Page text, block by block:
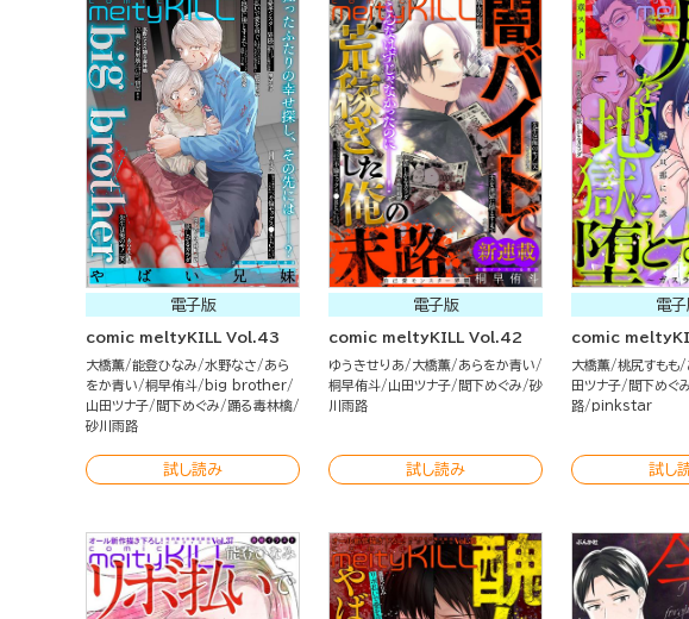
電子版
comic meltyKILL Vol.43
大橋薫 能登ひなみ 水野なさ
あら
をか青い
桐早侑斗
big brother
山田ツナ子
間下めぐみ
踊る毒林檎
砂川雨路
試し読み
電子版
comic meltyKILL Vol.42
ゆうきせりあ 大橋薫
あらをか青い
桐早侑斗
山田ツナ子 間下めぐみ
砂
川雨路
試し読み
電子
comic
大橋薫 桃尻すもも
田ツナ子
間下めぐ
路
pinkstar
試し